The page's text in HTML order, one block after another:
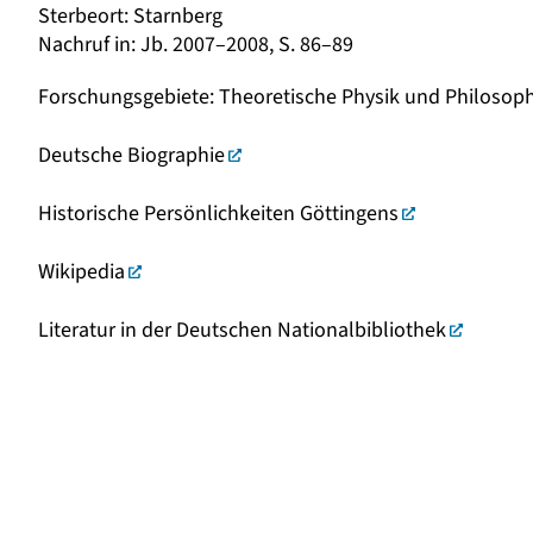
Sterbeort: Starnberg
Nachruf in:Jb. 2007–2008, S. 86–89
Forschungsgebiete:Theoretische Physik und
Deutsche Biographie
Historische Persönlichkeiten Göttingens
Wikipedia
Literatur in der Deutschen Nationalbibliothek